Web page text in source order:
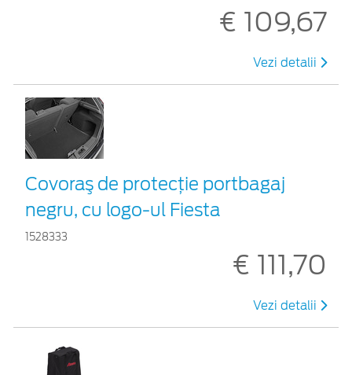
€ 109,67
Vezi detalii
Covoraş de protecţie portbagaj
negru, cu logo-ul Fiesta
1528333
€ 111,70
Vezi detalii